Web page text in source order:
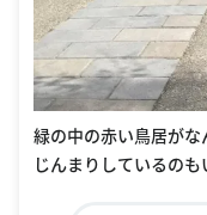
緑の中の赤い鳥居がな
じんまりしているのも